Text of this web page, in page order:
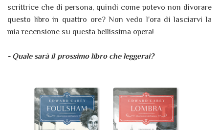
scrittrice che di persona, quindi come potevo non divorare
questo libro in quattro ore? Non vedo l'ora di lasciarvi la
mia recensione su questa bellissima opera!
- Quale sarà il prossimo libro che leggerai?